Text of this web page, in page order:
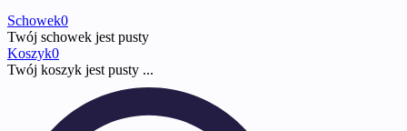
Schowek0
Twój schowek jest pusty
Koszyk0
Twój koszyk jest pusty ...